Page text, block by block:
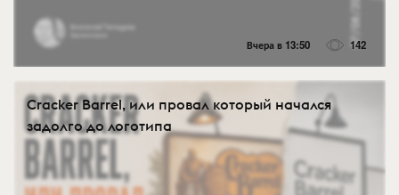
Вчера в 13:50 142
Cracker Barrel, или провал который начался
задолго до логотипа